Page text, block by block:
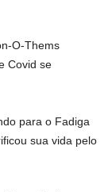
O-Thems
Covid se
para o Fadiga
sua vida pelo